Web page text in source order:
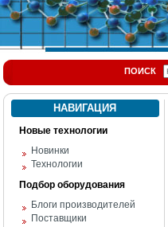
ПОИСК
НАВИГАЦИЯ
Новые технологии
Новинки
Технологии
Подбор оборудования
Блоги производителей
Поставщики